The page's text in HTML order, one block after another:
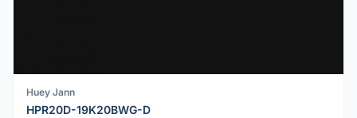
Huey Jann
HPR20D-19K20BWG-D